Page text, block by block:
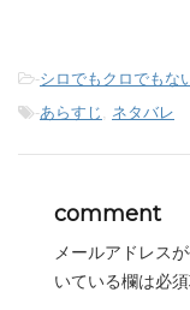
-シロでもクロでもな
-あらすじ ネタバレ
comment
メールアドレス
いている欄は必